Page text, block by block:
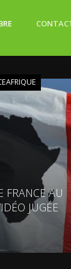
FRANCE AU
JUGÉE